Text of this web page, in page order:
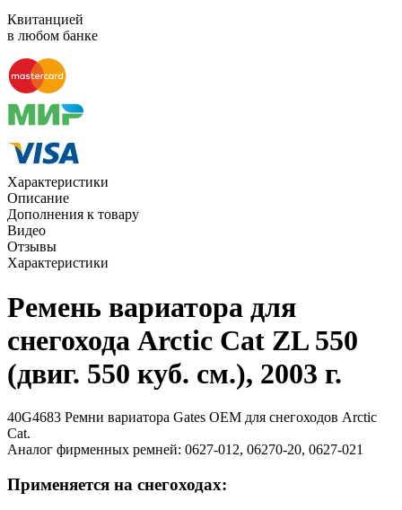
Квитанцией
в любом банке
Характеристики
Описание
Дополнения к товару
Видео
Отзывы
Характеристики
Ремень вариатора для
снегохода Arctic Cat ZL 550
(двиг. 550 куб. см.), 2003 г.
40G4683 Ремни вариатора Gates OEM для снегоходов Arctic
Cat.
Аналог фирменных ремней: 0627-012, 06270-20, 0627-021
Применяется на снегоходах: